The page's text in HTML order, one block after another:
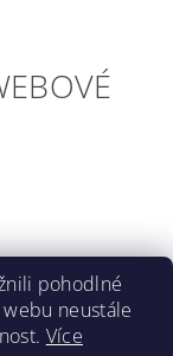
pohodlné
neustále
Více